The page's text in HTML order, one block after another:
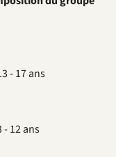
- 17 ans
- 12 ans